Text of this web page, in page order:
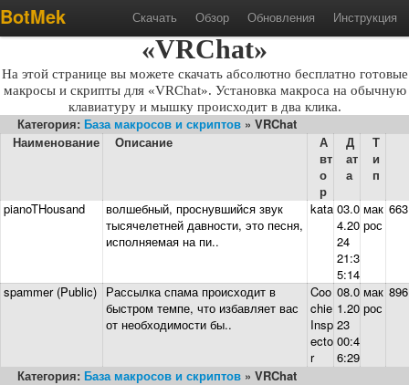
BotMek Скачать Обзор Обновления Инструкция
Готовые макросы и скрипты для
«VRChat»
На этой странице вы можете скачать абсолютно бесплатно готовые
макросы и скрипты для «VRChat». Установка макроса на обычную
клавиатуру и мышку происходит в два клика.
Категория: База макросов и скриптов » VRChat
Наименование
Описание
А
вт
о
р
Д
ат
а
Т
и
п
pianoTHousand
волшебный, проснувшийся звук
тысячелетней давности, это песня,
исполняемая на пи..
kata 03.0
4.20
24
21:3
5:14
мак
рос
663
spammer (Public) Рассылка спама происходит в
быстром темпе, что избавляет вас
от необходимости бы..
Coo
chie
Insp
ecto
r
08.0
1.20
23
00:4
6:29
мак
рос
896
Категория: База макросов и скриптов » VRChat